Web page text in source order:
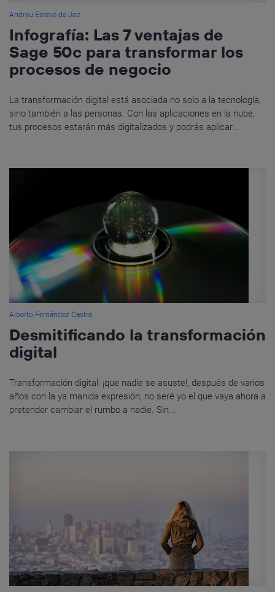
Andreu Esteve de Joz
Infografía: Las 7 ventajas de
Sage 50c para transformar los
procesos de negocio
La transformación digital está asociada no solo a la tecnología,
sino también a las personas. Con las aplicaciones en la nube,
tus procesos estarán más digitalizados y podrás aplicar...
Alberto Fernández Castro
Desmitificando la transformación
digital
Transformación digital: ¡que nadie se asuste!, después de varios
años con la ya manida expresión, no seré yo el que vaya ahora a
pretender cambiar el rumbo a nadie. Sin...